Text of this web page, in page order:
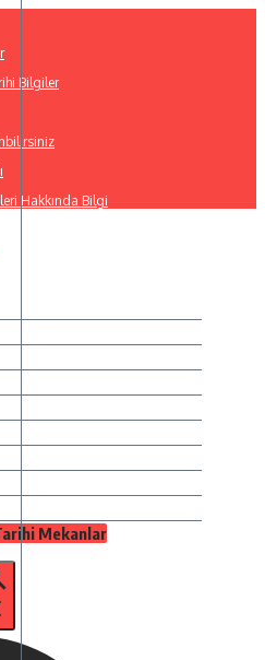
Bilgiler
Hakkında Bilgi
Mekanlar